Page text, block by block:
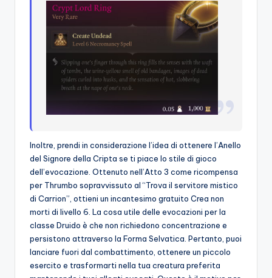
Inoltre, prendi in considerazione l’idea di ottenere l’Anello
del Signore della Cripta se ti piace lo stile di gioco
dell’evocazione. Ottenuto nell’Atto 3 come ricompensa
per Thrumbo sopravvissuto al “Trova il servitore mistico
di Carrion”, ottieni un incantesimo gratuito Crea non
morti di livello 6. La cosa utile delle evocazioni per la
classe Druido è che non richiedono concentrazione e
persistono attraverso la Forma Selvatica. Pertanto, puoi
lanciare fuori dal combattimento, ottenere un piccolo
esercito e trasformarti nella tua creatura preferita